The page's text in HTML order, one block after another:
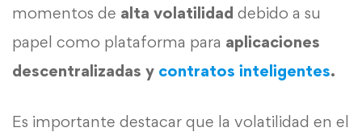
momentos de alta volatilidad debido a su
papel como plataforma para aplicaciones
descentralizadas y contratos inteligentes.
Es importante destacar que la volatilidad en el